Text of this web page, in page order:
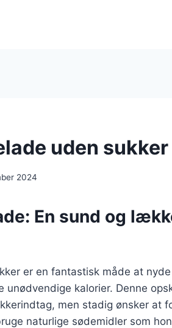
uden
2024
En sund og
er en fantastisk måde at
kalorier. Denne
men stadig ønsker at
naturlige sødemidler som